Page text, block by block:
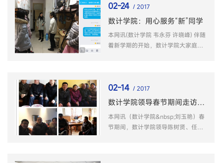
心。
02-24 / 2017
数计学院：用心服务“新”同学
本网讯(数计学院 韦永芬 许晓峰) 伴随
着新学期的开始，数计学院大家庭又
02-14 / 2017
数计学院领导春节期间走访慰问离退休教师
本网讯（数计学院&nbsp;刘玉艳）春
节期间，数计学院领导陈树贤、任